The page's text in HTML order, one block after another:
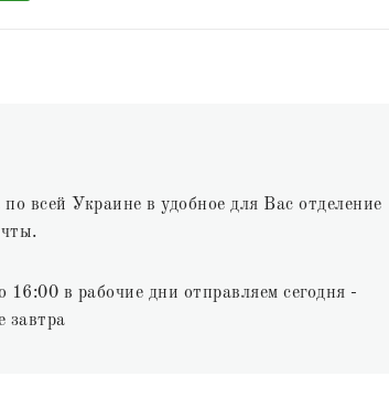
по всей Украине в удобное для Вас отделение
16:00 в рабочие дни отправляем сегодня -
завтра